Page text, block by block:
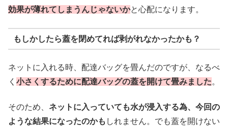
効果が薄れてしまうんじゃないかと心配になります。
もしかしたら蓋を閉めてれば剥がれなかったかも？
ネットに入れる時、配達バッグを畳んだのですが、なるべ
く 小さくするために配達バッグの蓋を開けて畳みました。
そのため、 ネットに入っていても水が浸入する為、今回の
ような結果になったのかも しれません。でも蓋を開けない